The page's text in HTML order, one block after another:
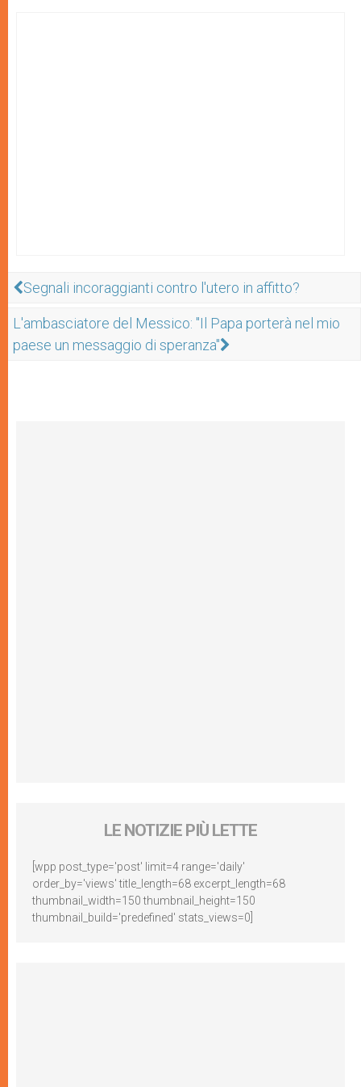
Segnali incoraggianti contro l'utero in affitto?
L'ambasciatore del Messico: "Il Papa porterà nel mio
paese un messaggio di speranza"
LE NOTIZIE PIÙ LETTE
[wpp post_type='post' limit=4 range='daily'
order_by='views' title_length=68 excerpt_length=68
thumbnail_width=150 thumbnail_height=150
thumbnail_build='predefined' stats_views=0]